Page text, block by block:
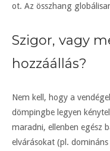
ot. Az összhang
Szigor, vagy
hozzáállás?
Nem kell, hogy a
dömpingbe legyen
maradni, ellenben egész
elvárásokat (pl.